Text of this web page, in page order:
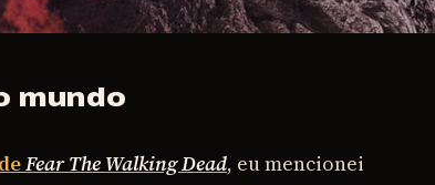
mundo
Fear The Walking Dead, eu mencionei